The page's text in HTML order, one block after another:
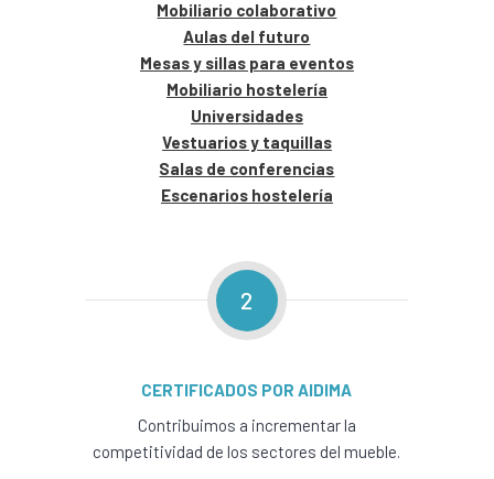
Mobiliario colaborativo
Aulas del futuro
Mesas y sillas para eventos
Mobiliario hostelería
Universidades
Vestuarios y taquillas
Salas de conferencias
Escenarios hostelería
2
CERTIFICADOS POR AIDIMA
Contribuimos a incrementar la
competitividad de los sectores del mueble.